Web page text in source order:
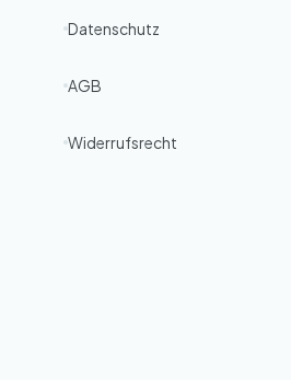
Datenschutz
AGB
Widerrufsrecht